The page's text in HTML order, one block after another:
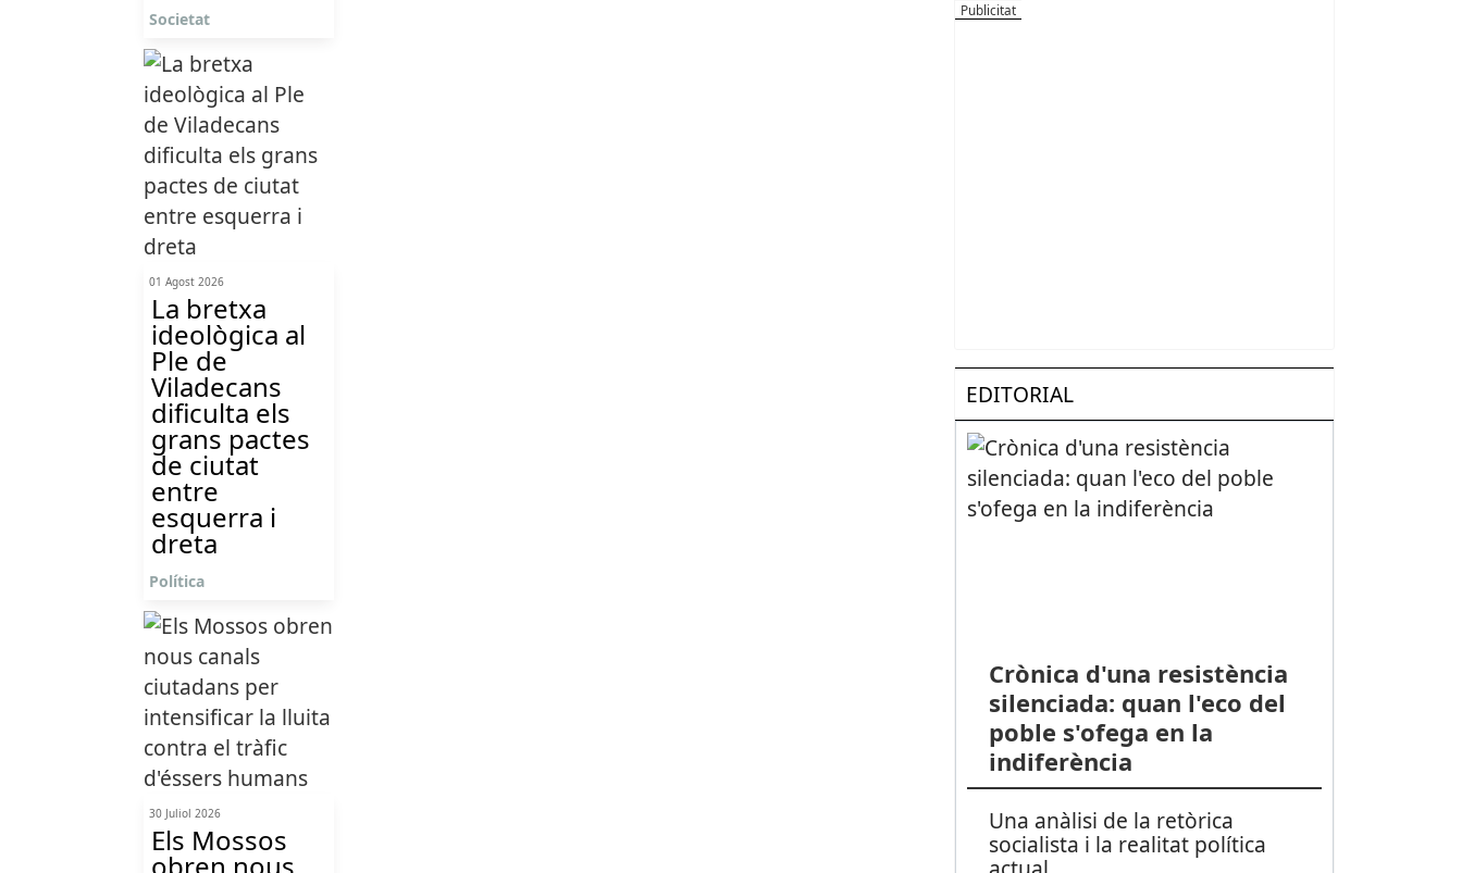
Societat
01 Agost 2026
La bretxa
ideològica al
Ple de
Viladecans
dificulta els
grans pactes
de ciutat
entre
esquerra i
dreta
Política
30 Juliol 2026
Els Mossos
EDITORIAL
Crònica d'una resistència
silenciada: quan l'eco del
poble s'ofega en la
indiferència
Una anàlisi de la retòrica
socialista i la realitat política